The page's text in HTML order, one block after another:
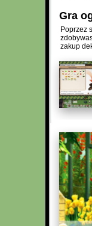
Gra
Poprzez
zakup